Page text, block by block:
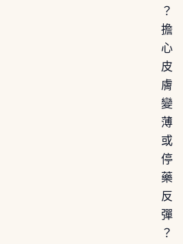
？
擔
心
皮
膚
變
薄
或
停
藥
反
彈
？